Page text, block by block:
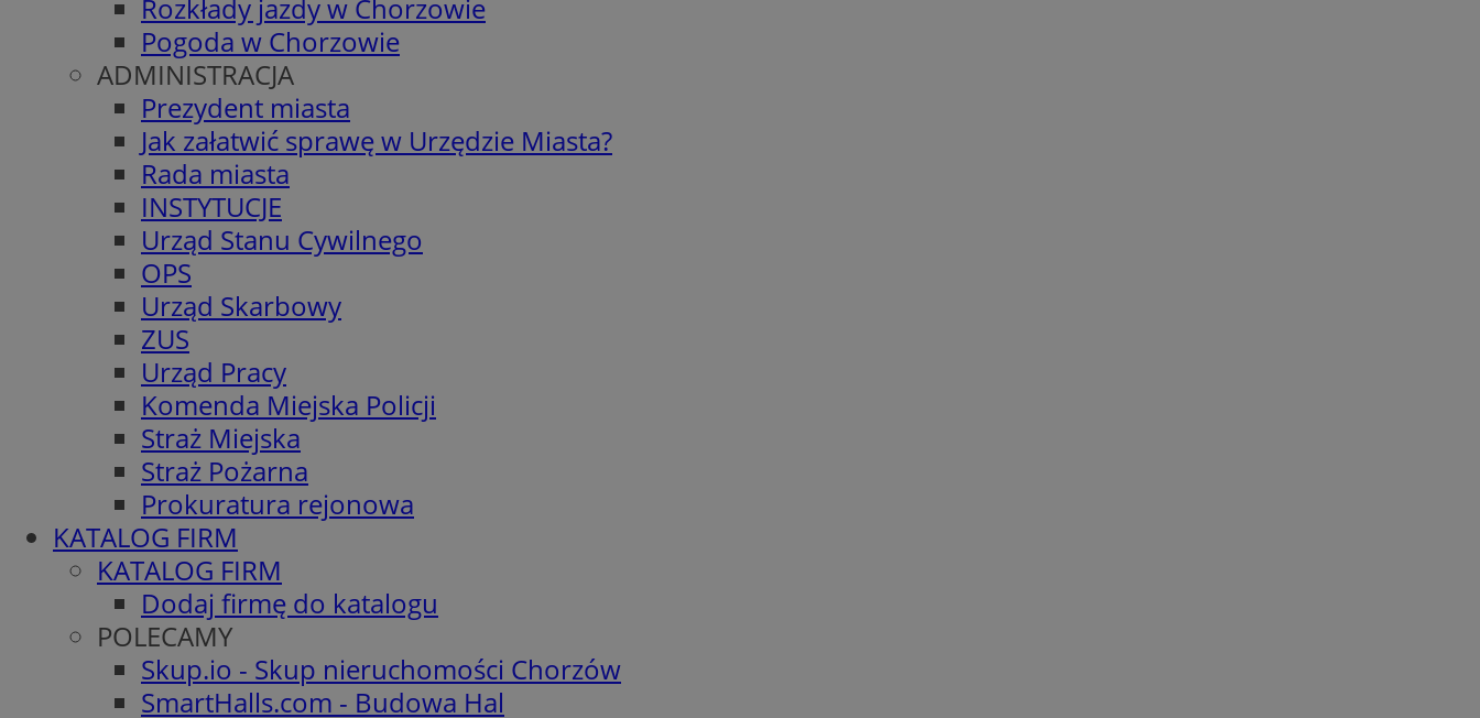
Rozkłady jazdy w Chorzowie
Pogoda w Chorzowie
ADMINISTRACJA
Prezydent miasta
Jak załatwić sprawę w Urzędzie Miasta?
Rada miasta
INSTYTUCJE
Urząd Stanu Cywilnego
OPS
Urząd Skarbowy
ZUS
Urząd Pracy
Komenda Miejska Policji
Straż Miejska
Straż Pożarna
Prokuratura rejonowa
KATALOG FIRM
KATALOG FIRM
Dodaj firmę do katalogu
POLECAMY
Skup.io - Skup nieruchomości Chorzów
SmartHalls.com - Budowa Hal